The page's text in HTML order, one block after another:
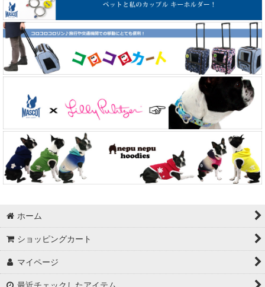
ホーム
ショッピングカート
マイページ
最近チェックしたアイテム